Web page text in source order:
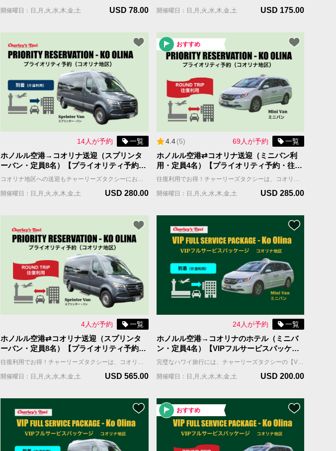
開催曜日：日,月,火,水,木,金,土 USD 78.00 開催曜日：日,月,火,水,木,金,土 USD 175.00
14人が予約 一覧
ホノルル空港→コオリナ送迎（スプリンタ
ーバン・定員8名）【プライオリティ予約・
片道（到着）】
コオリナ地区への送迎もチャーリーズタクシーにお任せください。広々としたスプリンター・バンで快適な移動をご提案します。チャーリーズタクシーの【プライオリティ予約】はドライバーは事前にお客様のグループに割り当てられますので、待ち時間はほとんどありません。 ご到着日の2週間前にドライバーの名前と連絡先をお知らせします。 ホノルル到着日、ドライバーはお客様のフライト到着時間をモニターしながら、空港近くで待機し、お客様の連絡をお待ちしています。 ＊当サービスはお客様全員が同じ航空便で到着される前提です。同じ時間帯の異なる航空便で到着される場合は到着時間の遅い便をご記入ください。 車両＆乗車案内 ・車種：ミニバン ・乗車人数：8名まで（乳幼児含む） ・機内持ち込み手荷物（ハンドバッグ、機内持ち込み用キャリーバッグなど）の数：車両1台につき合計8個まで ・お預け手荷物（スーツケース、折り畳みの車椅子やベビーカーなど）＋大型荷物（自転車、ゴルフバッグ、サーフボードなど）の数：車両1台につき合計8個まで。 ＊大型荷物には超過料金がかかりますので、追加オプションよりお選びください。大型荷物の上限は2個までとなります。
開催曜日：日,月,火,水,木,金,土 USD 280.00
おすすめ
4.4 (5) 69人が予約 一覧
ホノルル空港⇄コオリナ送迎（ミニバン利
用・定員4名）【プライオリティ予約・往
復】
往復利用でお得！チャーリーズタクシーは、コオリナ地区への快適な送迎を提供します。 プライオリティ予約（優先予約）なら、空港からホテルへ快適かつ早く移動できます。チャーリーズタクシーのプライオリティ予約は、お客様のグループを担当するドライバーが往復ともにあらかじめ割り当てられるので、待ち時間がほとんどありません。ハワイ旅行をストレスなく、スムーズにスタートしましょう。 ご利用日の2週間前に担当ドライバーの名前と連絡先をご連絡します。 ホノルル空港到着日、担当のドライバーはお客様のフライトに合わせて近くに待機し、お客様からの連絡をお待ちしています。 ＊当サービスはお客様全員が同じ航空便で到着される前提です。同じ時間帯の異なる航空便で到着される場合は到着時間の遅い便をご記入ください。 車両＆乗車案内 ・車種：ミニバン ・乗車人数：4名まで（乳幼児含む） ・機内持ち込み手荷物（ハンドバッグ、機内持ち込み用キャリーバッグなど）の数：車両1台につき合計4個まで ・お預け手荷物（スーツケース、折り畳みの車椅子やベビーカーなど）＋大型荷物（自転車、ゴルフバッグ、サーフボードなど）の数：車両1台につき合計4個まで。 ＊大型荷物には超過料金がかかりますので、追加オプションよりお選びください。大型荷物の上限は2個までとなります。
開催曜日：日,月,火,水,木,金,土 USD 285.00
4人が予約 一覧
ホノルル空港⇄コオリナ送迎（スプリンタ
ーバン・定員8名）【プライオリティ予約・
往復】
往復利用でお得！チャーリーズタクシーは、コオリナ地区への快適な送迎を提供します。 プライオリティ予約（優先予約）なら、空港からホテルへ快適かつ早く移動できます。チャーリーズタクシーのプライオリティ予約は、お客様のグループを担当するドライバーが往復ともにあらかじめ割り当てられるので、待ち時間がほとんどありません。ハワイ旅行をストレスなく、スムーズにスタートしましょう。 ご利用日の2週間前に担当ドライバーの名前と連絡先をご連絡します。 ホノルル空港到着日、担当のドライバーはお客様のフライトに合わせて近くに待機し、お客様からの連絡をお待ちしています。 ＊当サービスはお客様全員が同じ航空便で到着される前提です。同じ時間帯の異なる航空便で到着される場合は到着時間の遅い便をご記入ください。 車両＆乗車案内 ・車種：ミニバン ・乗車人数：8名まで（乳幼児含む） ・機内持ち込み手荷物（ハンドバッグ、機内持ち込み用キャリーバッグなど）の数：車両1台につき合計8個まで ・お預け手荷物（スーツケース、折り畳みの車椅子やベビーカーなど）＋大型荷物（自転車、ゴルフバッグ、サーフボードなど）の数：車両1台につき合計8個まで。 ＊大型荷物には超過料金がかかりますので、追加オプションよりお選びください。大型荷物の上限は2個までとなります。
開催曜日：日,月,火,水,木,金,土 USD 565.00
24人が予約 一覧
ホノルル空港→コオリナのホテル（ミニバ
ン・定員4名）【VIPフルサービスパッケー
ジ・片道（到着）】
完璧なハワイ旅行には、チャーリーズタクシーの【VIPフルサービスパッケージ】がお勧めです。お客様を担当するドライバーは事前にアサインされ、到着日、担当ドライバーはお客様のお名前を表示したサインを持ってお出迎えし、待機しているタクシーまでご案内します。 国際線到着の場合；担当ドライバーはFIT出口（個人出口）を出たところで、お客様の名前を表示したサインを持ってお待ちしています。 国内線到着の場合；担当ドライバーはお客様の利用便の荷物ターンテーブルの辺りで、お客様の名前を表示したサインを持ってお待ちしています。 ＊当サービスはお客様全員が同じ航空便で到着される前提です。同じ時間帯の異なる航空便で到着される場合は到着時間の遅い便をご記入ください。 車両＆乗車案内 ・車種：ミニバン ・乗車人数：4名まで（乳幼児含む） ・機内持ち込み手荷物（ハンドバッグ、機内持ち込み用キャリーバッグなど）の数：車両1台につき合計4個まで ・お預け手荷物（スーツケース、折り畳みの車椅子やベビーカーなど）＋大型荷物（自転車、ゴルフバッグ、サーフボードなど）の数：車両1台につき合計4個まで。 ＊大型荷物には超過料金がかかりますので、追加オプションよりお選びください。大型荷物の上限は2個までとなります。
開催曜日：日,月,火,水,木,金,土 USD 200.00
おすすめ